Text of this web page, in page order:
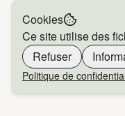
Cookies
Ce site utilise des
Refuser
Politique de